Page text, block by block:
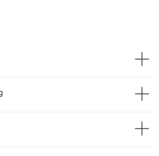
Extra 301 x 223 cm
überzeugt der